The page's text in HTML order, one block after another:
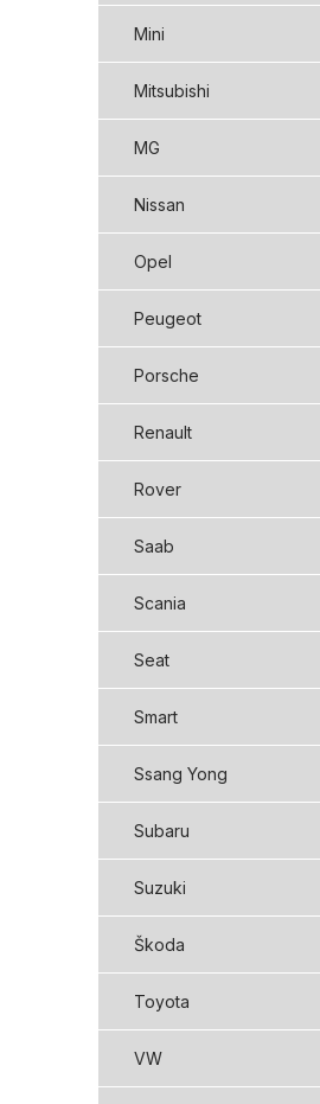
Mini
Mitsubishi
MG
Nissan
Opel
Peugeot
Porsche
Renault
Rover
Saab
Scania
Seat
Smart
Ssang Yong
Subaru
Suzuki
Škoda
Toyota
VW